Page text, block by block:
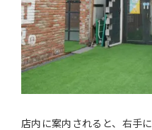
店内に案内されると、右手